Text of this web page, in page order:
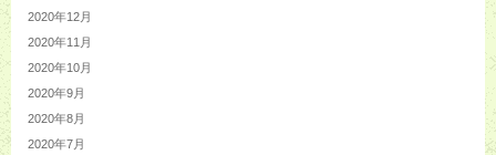
2020年12月
2020年11月
2020年10月
2020年9月
2020年8月
2020年7月